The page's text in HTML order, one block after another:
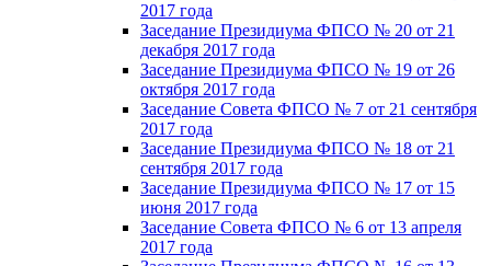
2017 года
Заседание Президиума ФПСО № 20 от 21
декабря 2017 года
Заседание Президиума ФПСО № 19 от 26
октября 2017 года
Заседание Совета ФПСО № 7 от 21 сентября
2017 года
Заседание Президиума ФПСО № 18 от 21
сентября 2017 года
Заседание Президиума ФПСО № 17 от 15
июня 2017 года
Заседание Совета ФПСО № 6 от 13 апреля
2017 года